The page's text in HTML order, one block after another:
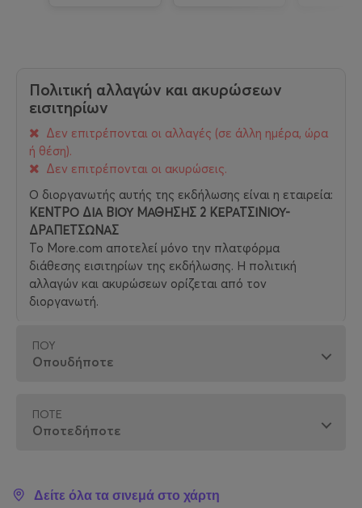
Πολιτική αλλαγών και ακυρώσεων
εισιτηρίων
Δεν επιτρέπονται οι αλλαγές (σε άλλη ημέρα, ώρα
ή θέση).
Δεν επιτρέπονται οι ακυρώσεις.
Ο διοργανωτής αυτής της εκδήλωσης είναι η εταιρεία:
ΚΕΝΤΡΟ ΔΙΑ ΒΙΟΥ ΜΑΘΗΣΗΣ 2 ΚΕΡΑΤΣΙΝΙΟΥ-
ΔΡΑΠΕΤΣΩΝΑΣ
Το More.com αποτελεί μόνο την πλατφόρμα
διάθεσης εισιτηρίων της εκδήλωσης. Η πολιτική
αλλαγών και ακυρώσεων ορίζεται από τον
διοργανωτή.
ΠΟΎ
ΠΌΤΕ
Δείτε όλα τα σινεμά στο χάρτη